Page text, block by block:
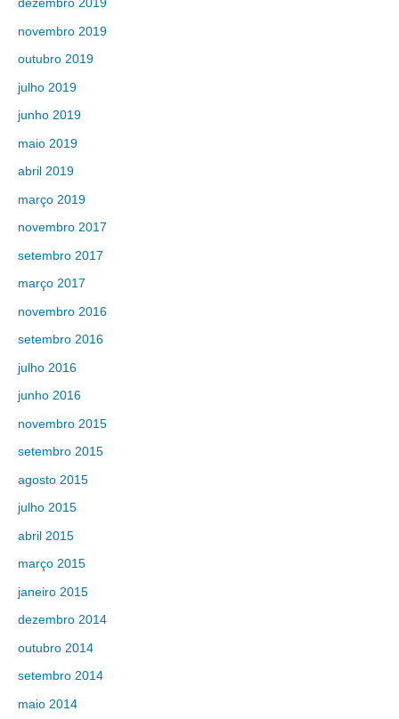
dezembro 2019
novembro 2019
outubro 2019
julho 2019
junho 2019
maio 2019
abril 2019
março 2019
novembro 2017
setembro 2017
março 2017
novembro 2016
setembro 2016
julho 2016
junho 2016
novembro 2015
setembro 2015
agosto 2015
julho 2015
abril 2015
março 2015
janeiro 2015
dezembro 2014
outubro 2014
setembro 2014
maio 2014